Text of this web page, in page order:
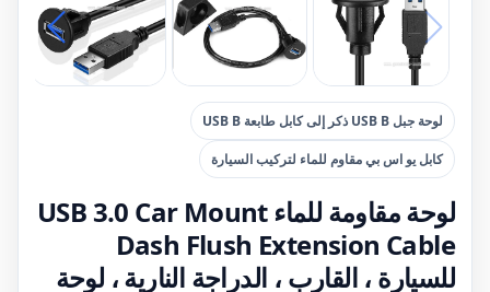
لوحة جبل USB B ذكر إلى كابل طابعة USB B
كابل يو اس بي مقاوم للماء لتركيب السيارة
لوحة مقاومة للماء USB 3.0 Car Mount
Dash Flush Extension Cable
للسيارة ، القارب ، الدراجة النارية ، لوحة